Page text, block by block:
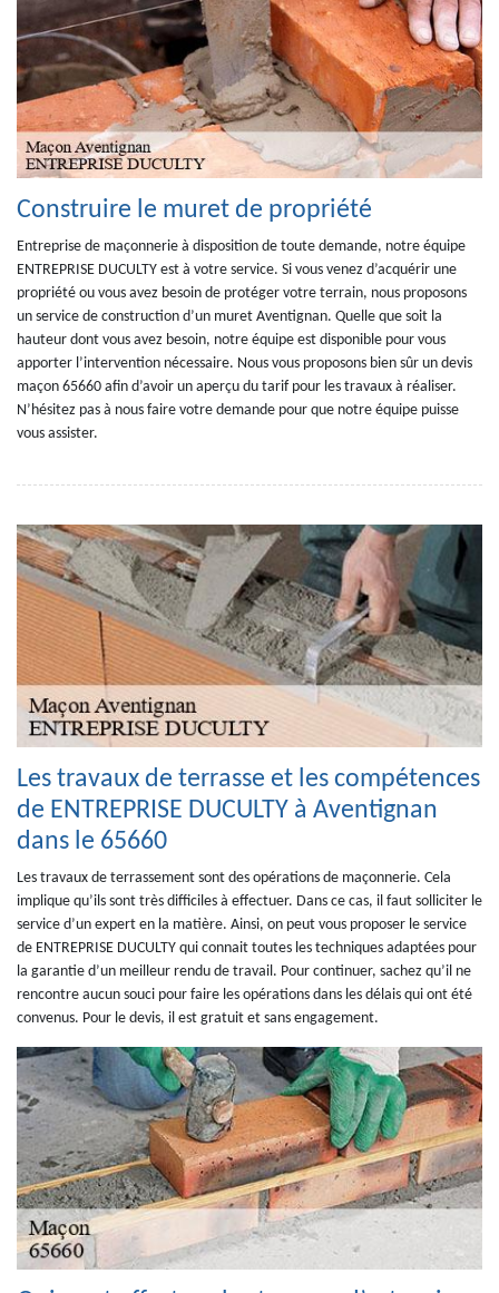
Construire le muret de propriété
Entreprise de maçonnerie à disposition de toute demande, notre équipe
ENTREPRISE DUCULTY est à votre service. Si vous venez d’acquérir une
propriété ou vous avez besoin de protéger votre terrain, nous proposons
un service de construction d’un muret Aventignan. Quelle que soit la
hauteur dont vous avez besoin, notre équipe est disponible pour vous
apporter l’intervention nécessaire. Nous vous proposons bien sûr un devis
maçon 65660 afin d’avoir un aperçu du tarif pour les travaux à réaliser.
N’hésitez pas à nous faire votre demande pour que notre équipe puisse
vous assister.
Les travaux de terrasse et les compétences
de ENTREPRISE DUCULTY à Aventignan
dans le 65660
Les travaux de terrassement sont des opérations de maçonnerie. Cela
implique qu’ils sont très difficiles à effectuer. Dans ce cas, il faut solliciter le
service d’un expert en la matière. Ainsi, on peut vous proposer le service
de ENTREPRISE DUCULTY qui connait toutes les techniques adaptées pour
la garantie d’un meilleur rendu de travail. Pour continuer, sachez qu’il ne
rencontre aucun souci pour faire les opérations dans les délais qui ont été
convenus. Pour le devis, il est gratuit et sans engagement.